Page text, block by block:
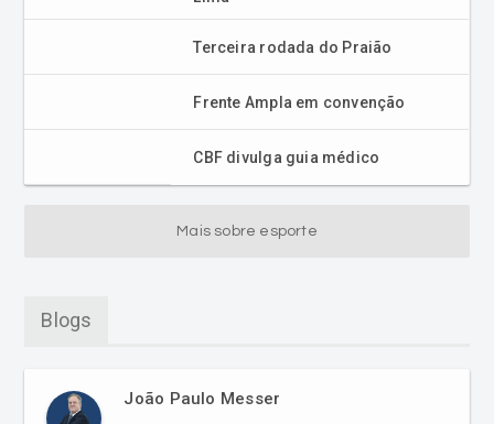
Terceira rodada do Praião
Frente Ampla em convenção
CBF divulga guia médico
Mais sobre esporte
Blogs
João Paulo Messer